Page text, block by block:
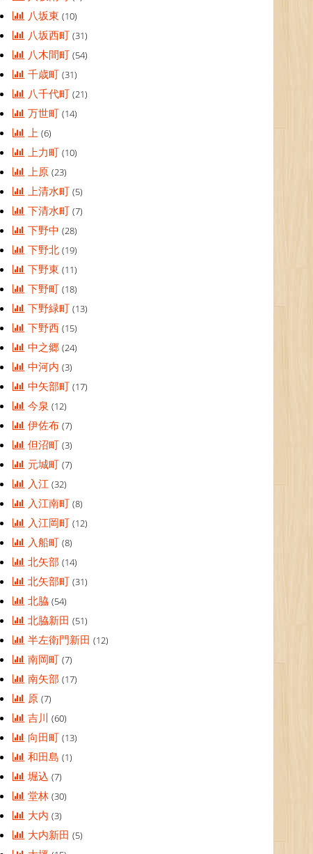
八坂東(10)
八坂西町(31)
八木間町(54)
千歳町(31)
八千代町(21)
万世町(14)
上(6)
上力町(10)
上原(23)
上清水町(5)
下清水町(7)
下野中(28)
下野北(19)
下野東(11)
下野町(18)
下野緑町(13)
下野西(15)
中之郷(24)
中河内(3)
中矢部町(17)
今泉(12)
伊佐布(7)
但沼町(3)
元城町(7)
入江(32)
入江南町(8)
入江岡町(12)
入船町(8)
北矢部(14)
北矢部町(31)
北脇(54)
北脇新田(51)
半左衛門新田(12)
南岡町(7)
南矢部(17)
原(7)
吉川(60)
向田町(13)
和田島(1)
堀込(7)
堂林(30)
大内(3)
大内新田(5)